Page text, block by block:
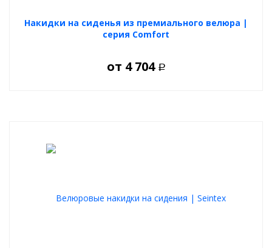
Накидки на сиденья из премиального велюра |
серия Comfort
от 4 704 Р